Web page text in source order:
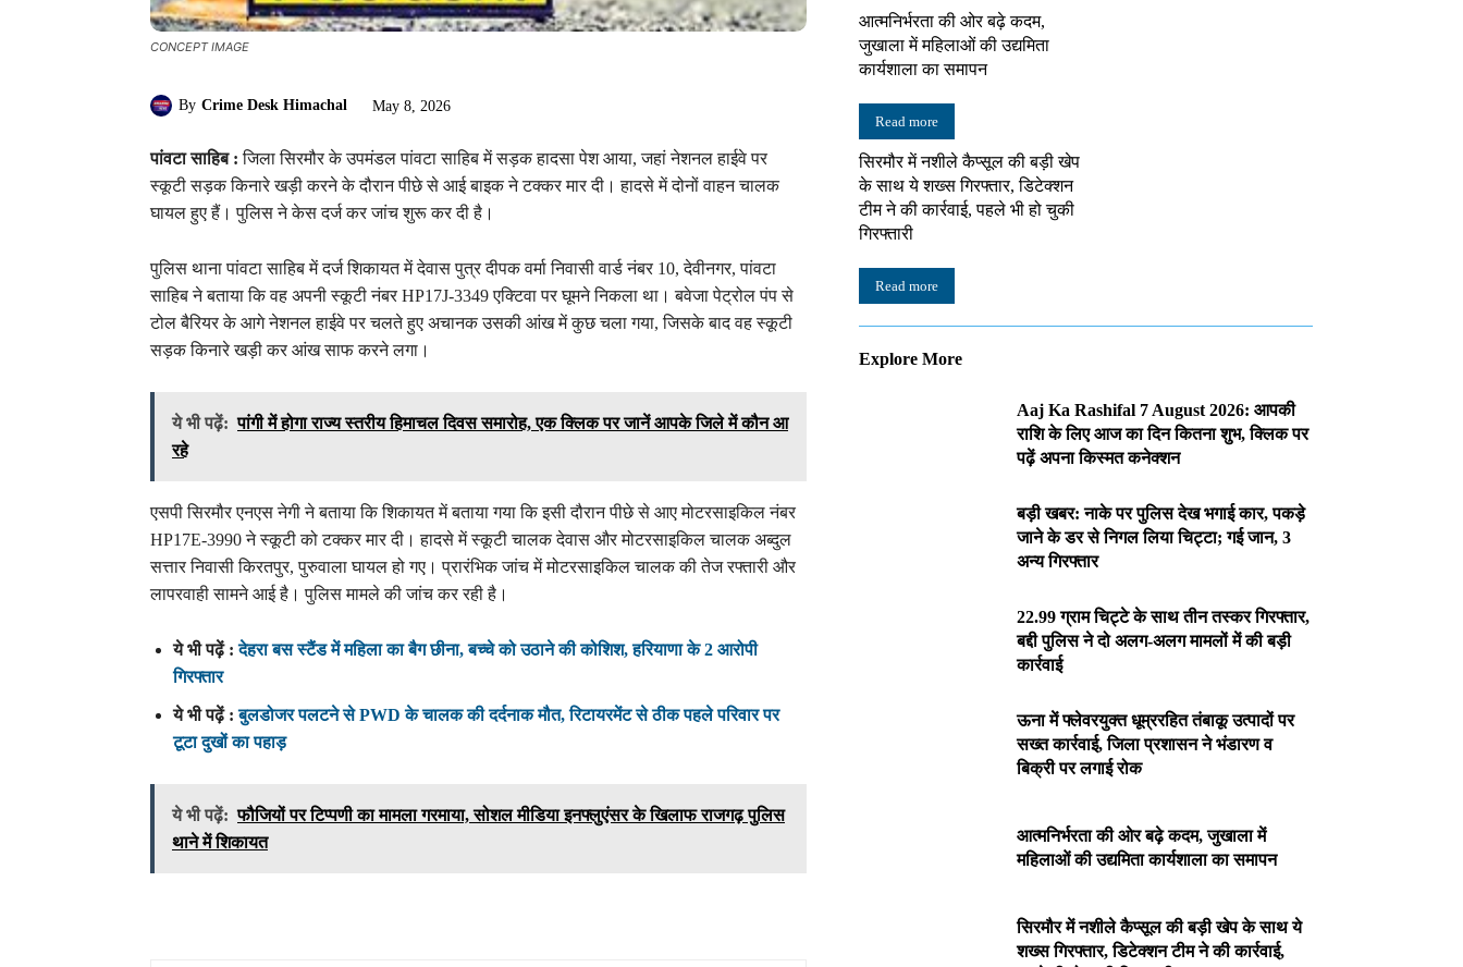
CONCEPT IMAGE
By Crime Desk Himachal May 8, 2026
पांवटा साहिब : जिला सिरमौर के उपमंडल पांवटा साहिब में सड़क हादसा पेश आया, जहां नेशनल हाईवे पर
स्कूटी सड़क किनारे खड़ी करने के दौरान पीछे से आई बाइक ने टक्कर मार दी। हादसे में दोनों वाहन चालक
घायल हुए हैं। पुलिस ने केस दर्ज कर जांच शुरू कर दी है।
पुलिस थाना पांवटा साहिब में दर्ज शिकायत में देवास पुत्र दीपक वर्मा निवासी वार्ड नंबर 10, देवीनगर, पांवटा
साहिब ने बताया कि वह अपनी स्कूटी नंबर HP17J-3349 एक्टिवा पर घूमने निकला था। बवेजा पेट्रोल पंप से
टोल बैरियर के आगे नेशनल हाईवे पर चलते हुए अचानक उसकी आंख में कुछ चला गया, जिसके बाद वह स्कूटी
सड़क किनारे खड़ी कर आंख साफ करने लगा।
ये भी पढ़ें: पांगी में होगा राज्य स्तरीय हिमाचल दिवस समारोह, एक क्लिक पर जानें आपके जिले में कौन आ
रहे
एसपी सिरमौर एनएस नेगी ने बताया कि शिकायत में बताया गया कि इसी दौरान पीछे से आए मोटरसाइकिल नंबर
HP17E-3990 ने स्कूटी को टक्कर मार दी। हादसे में स्कूटी चालक देवास और मोटरसाइकिल चालक अब्दुल
सत्तार निवासी किरतपुर, पुरुवाला घायल हो गए। प्रारंभिक जांच में मोटरसाइकिल चालक की तेज रफ्तारी और
लापरवाही सामने आई है। पुलिस मामले की जांच कर रही है।
ये भी पढ़ें :देहरा बस स्टैंड में महिला का बैग छीना, बच्चे को उठाने की कोशिश, हरियाणा के 2 आरोपी
गिरफ्तार
ये भी पढ़ें :बुलडोजर पलटने से PWD के चालक की दर्दनाक मौत, रिटायरमेंट से ठीक पहले परिवार पर
टूटा दुखों का पहाड़
ये भी पढ़ें: फौजियों पर टिप्पणी का मामला गरमाया, सोशल मीडिया इनफ्लुएंसर के खिलाफ राजगढ़ पुलिस
थाने में शिकायत
आत्मनिर्भरता की ओर बढ़े कदम,
जुखाला में महिलाओं की उद्यमिता
कार्यशाला का समापन
Read more
सिरमौर में नशीले कैप्सूल की बड़ी खेप
के साथ ये शख्स गिरफ्तार, डिटेक्शन
टीम ने की कार्रवाई, पहले भी हो चुकी
गिरफ्तारी
Read more
Explore More
Aaj Ka Rashifal 7 August 2026: आपकी
राशि के लिए आज का दिन कितना शुभ, क्लिक पर
पढ़ें अपना किस्मत कनेक्शन
बड़ी खबर: नाके पर पुलिस देख भगाई कार, पकड़े
जाने के डर से निगल लिया चिट्टा; गई जान, 3
अन्य गिरफ्तार
22.99 ग्राम चिट्टे के साथ तीन तस्कर गिरफ्तार,
बद्दी पुलिस ने दो अलग-अलग मामलों में की बड़ी
कार्रवाई
ऊना में फ्लेवरयुक्त धूम्ररहित तंबाकू उत्पादों पर
सख्त कार्रवाई, जिला प्रशासन ने भंडारण व
बिक्री पर लगाई रोक
आत्मनिर्भरता की ओर बढ़े कदम, जुखाला में
महिलाओं की उद्यमिता कार्यशाला का समापन
सिरमौर में नशीले कैप्सूल की बड़ी खेप के साथ ये
शख्स गिरफ्तार, डिटेक्शन टीम ने की कार्रवाई,